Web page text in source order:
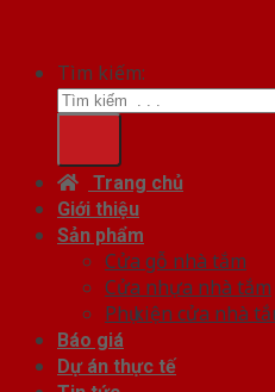
Tìm kiếm:
Trang chủ
Giới thiệu
Sản phẩm
Cửa gỗ nhà tắm
Cửa nhựa nhà tắm
Phụ kiện cửa nhà
Báo giá
Dự án thực tế